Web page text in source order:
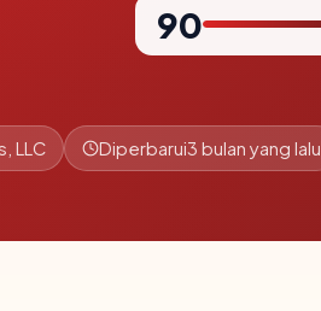
90
LLC Diperbarui3 bulan yang lalu